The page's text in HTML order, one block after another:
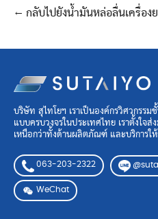
← กลับไปยังน้ำมันหล่อลื่นเครื่อง
บริษัท สุไทโยฯ เราเป็นองค์กรวิศวกรรม
แบบครบวงจรในประเทศไทย เราตั้งใจ
เหนือกว่าทั้งด้านผลิตภัณฑ์ และบริการใ
063-203-2322
WeChat